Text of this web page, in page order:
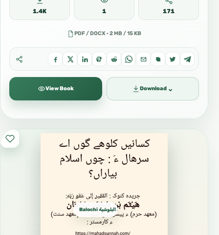
1.4K 1 171
PDF / DOCX · 2 MB / 15 KB
View Book Download ⌄
Balochi بلوچی البلوشية